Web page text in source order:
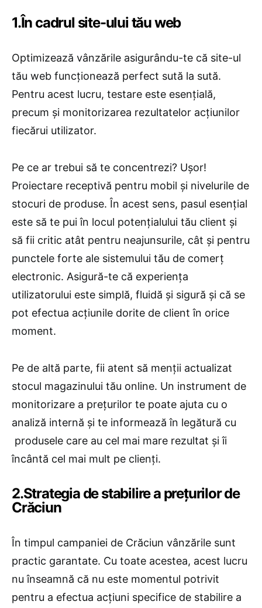
1.În cadrul site-ului tău web
Optimizează vânzările asigurându-te că site-ul
tău web funcționează perfect sută la sută.
Pentru acest lucru, testare este esențială,
precum și monitorizarea rezultatelor acțiunilor
fiecărui utilizator.
Pe ce ar trebui să te concentrezi? Ușor!
Proiectare receptivă pentru mobil și nivelurile de
stocuri de produse. În acest sens, pasul esențial
este să te pui în locul potențialului tău client și
să fii critic atât pentru neajunsurile, cât și pentru
punctele forte ale sistemului tău de comerț
electronic. Asigură-te că experiența
utilizatorului este simplă, fluidă și sigură și că se
pot efectua acțiunile dorite de client în orice
moment.
Pe de altă parte, fii atent să menții actualizat
stocul magazinului tău online. Un instrument de
monitorizare a prețurilor te poate ajuta cu o
analiză internă și te informează în legătură cu
produsele care au cel mai mare rezultat și îi
încântă cel mai mult pe clienți.
2.Strategia de stabilire a prețurilor de
Crăciun
În timpul campaniei de Crăciun vânzările sunt
practic garantate. Cu toate acestea, acest lucru
nu înseamnă că nu este momentul potrivit
pentru a efectua acțiuni specifice de stabilire a